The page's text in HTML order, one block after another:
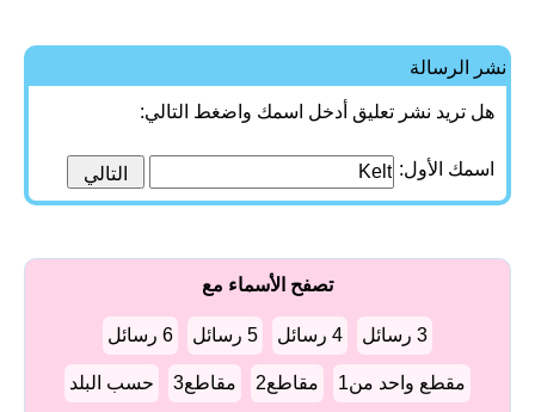
نشر الرسالة
هل تريد نشر تعليق أدخل اسمك واضغط التالي:
اسمك الأول:
تصفح الأسماء مع
3 رسائل 4 رسائل 5 رسائل 6 رسائل
مقطع واحد من1 مقاطع2 مقاطع3 حسب البلد